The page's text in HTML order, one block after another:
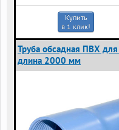
Купить
в 1 клик!
Труба обсадная ПВХ
длина 2000 мм